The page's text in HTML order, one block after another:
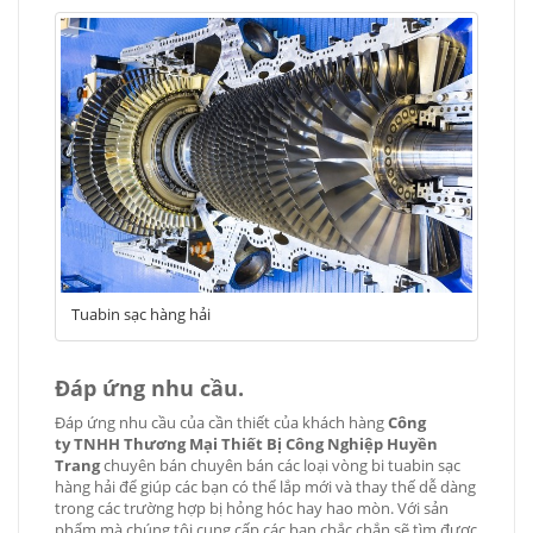
Tuabin sạc hàng hải
Đáp ứng nhu cầu.
Đáp ứng nhu cầu của cần thiết của khách hàngCông
ty TNHH Thương Mại Thiết Bị Công Nghiệp Huyền
Trangchuyên bán chuyên bán các loại vòng bi tuabin sạc
hàng hải để giúp các bạn có thể lắp mới và thay thế dễ dàng
trong các trường hợp bị hỏng hóc hay hao mòn. Với sản